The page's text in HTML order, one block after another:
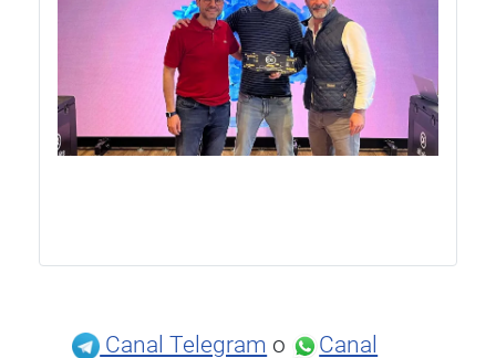
Canal Telegram o
Canal